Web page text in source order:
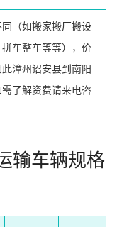
（如搬家搬厂搬设
车整车等等），价
漳州诏安县到南阳
了解资费请来电咨
输车辆规格